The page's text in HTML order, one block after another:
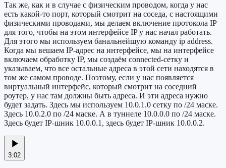
Так же, как и в случае с физическим проводом, когда у нас
есть какой-то порт, который смотрит на соседа, с настоящими
физическими проводами, мы делаем включение протокола IP
для того, чтобы на этом интерфейсе IP у нас начал работать.
Для этого мы используем банальнейшую команду ip address.
Когда мы вешаем IP-адрес на интерфейсе, мы на интерфейсе
включаем обработку IP, мы создаём connected-сетку и
указываем, что все остальные адреса в этой сети находятся в
том же самом проводе. Поэтому, если у нас появляется
виртуальный интерфейс, который смотрит на соседний
роутер, у нас там должны быть адреса. И эти адреса нужно
будет задать. Здесь мы используем 10.0.1.0 сетку по /24 маске.
Здесь 10.0.2.0 по /24 маске. А в туннеле 10.0.0.0 по /24 маске.
Здесь будет IP-шник 10.0.0.1, здесь будет IP-шник 10.0.0.2.
3:02